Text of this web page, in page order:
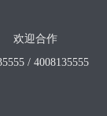
欢迎合作
/ 4008135555